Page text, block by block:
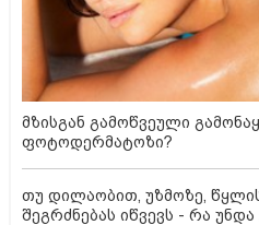
მზისგან გამოწვეული
ფოტოდერმატოზი?
თუ დილაობით, უზმოზე,
შეგრძნებას იწვევს - რა